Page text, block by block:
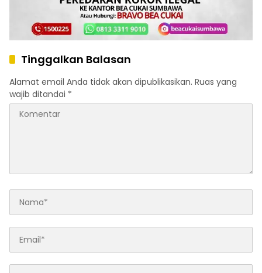
Tinggalkan Balasan
Alamat email Anda tidak akan dipublikasikan. Ruas yang
wajib ditandai *